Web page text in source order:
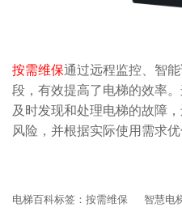
按需维保通过远程监控、智
段，有效提高了电梯的效率
及时发现和处理电梯的故障
风险，并根据实际使用需求优
电梯百科标签： 按需维保 智慧电